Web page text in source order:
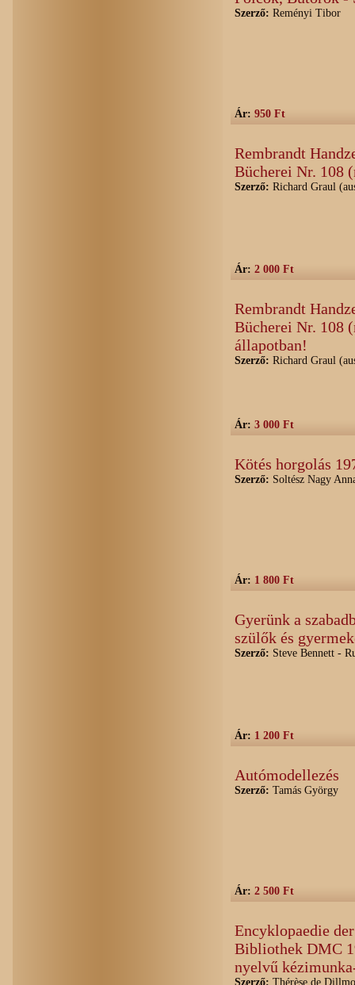
Szerző: Reményi Tibor
Ár: 950 Ft
Rembrandt
Bücherei Nr. 108
Szerző: Richard Graul
Ár: 2 000 Ft
Rembrandt
Bücherei Nr. 108
állapotban!
Szerző: Richard Graul
Ár: 3 000 Ft
Kötés horgolás
Szerző: Soltész Nagy
Ár: 1 800 Ft
Gyerünk a
szülők és
Szerző: Steve Bennett -
Ár: 1 200 Ft
Autómodellezés
Szerző: Tamás György
Ár: 2 500 Ft
Encyklopaedie
Bibliothek DMC
nyelvű
Szerző: Thérèse de